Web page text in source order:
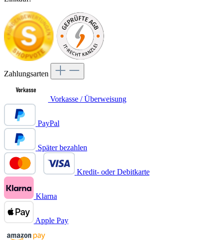
Zahlungsarten
Vorkasse / Überweisung
PayPal
Später bezahlen
Kredit- oder Debitkarte
Klarna
Apple Pay